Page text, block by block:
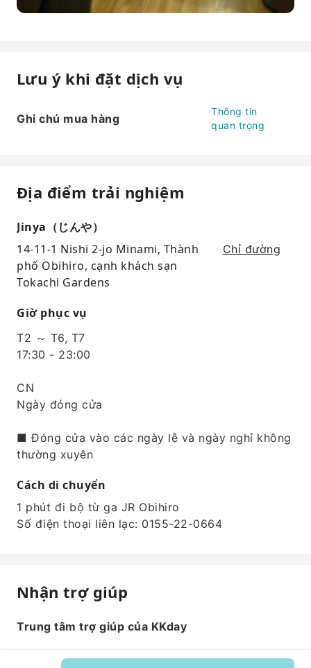
Lưu ý khi đặt dịch vụ
Ghi chú mua hàng
Thông tin
quan trọng
Địa điểm trải nghiệm
Jinya（じんや）
14-11-1 Nishi 2-jo Minami, Thành
phố Obihiro, cạnh khách sạn
Tokachi Gardens
Chỉ đường
Giờ phục vụ
T2 ～ T6, T7
17:30 - 23:00
CN
Ngày đóng cửa
■ Đóng cửa vào các ngày lễ và ngày nghỉ không
thường xuyên
Cách di chuyển
1 phút đi bộ từ ga JR Obihiro
Số điện thoại liên lạc: 0155-22-0664
Nhận trợ giúp
Trung tâm trợ giúp của KKday